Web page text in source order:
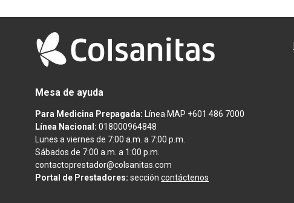
Mesa de ayuda
Para Medicina Prepagada: Línea MAP +601 486 7000
Línea Nacional: 018000964848
Lunes a viernes de 7:00 a.m. a 7:00 p.m.
Sábados de 7:00 a.m. a 1:00 p.m.
contactoprestador@colsanitas.com
Portal de Prestadores: sección contáctenos